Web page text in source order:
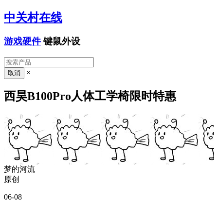
中关村在线
游戏硬件 键鼠外设
×
西昊B100Pro人体工学椅限时特惠
梦的河流
原创
06-08